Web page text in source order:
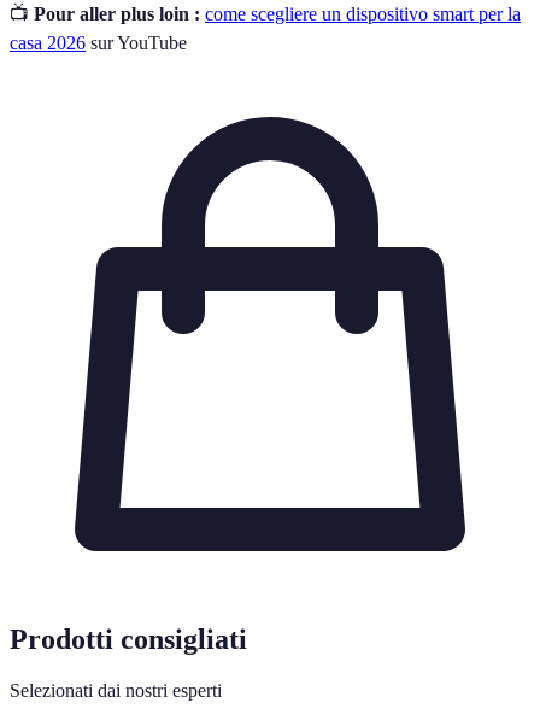
📺 Pour aller plus loin : come scegliere un dispositivo smart per la
casa 2026 sur YouTube
Prodotti consigliati
Selezionati dai nostri esperti